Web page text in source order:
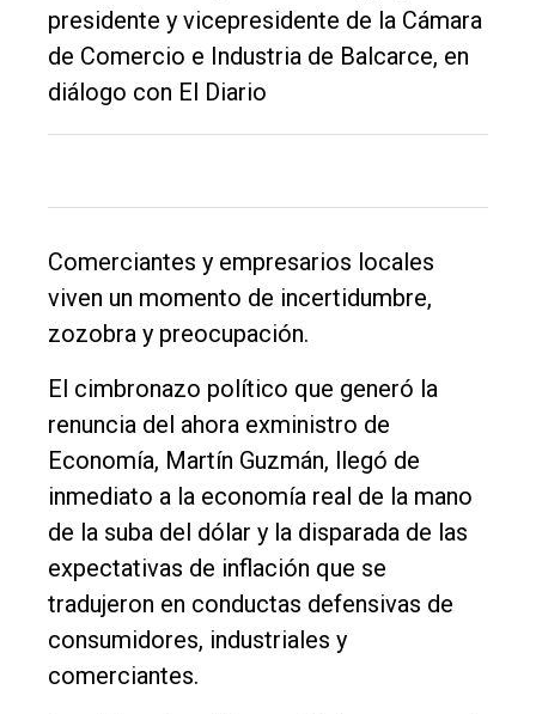
El
Inicio
Tendencia
Int.
General
Política
Cultura
Entrevistas
Rural
Deportes
presidente y vicepresidente de la Cámara
de Comercio e Industria de Balcarce, en
diálogo con El Diario
Comerciantes y empresarios locales
viven un momento de incertidumbre,
zozobra y preocupación.
El cimbronazo político que generó la
renuncia del ahora exministro de
Economía, Martín Guzmán, llegó de
inmediato a la economía real de la mano
de la suba del dólar y la disparada de las
expectativas de inflación que se
tradujeron en conductas defensivas de
consumidores, industriales y
comerciantes.